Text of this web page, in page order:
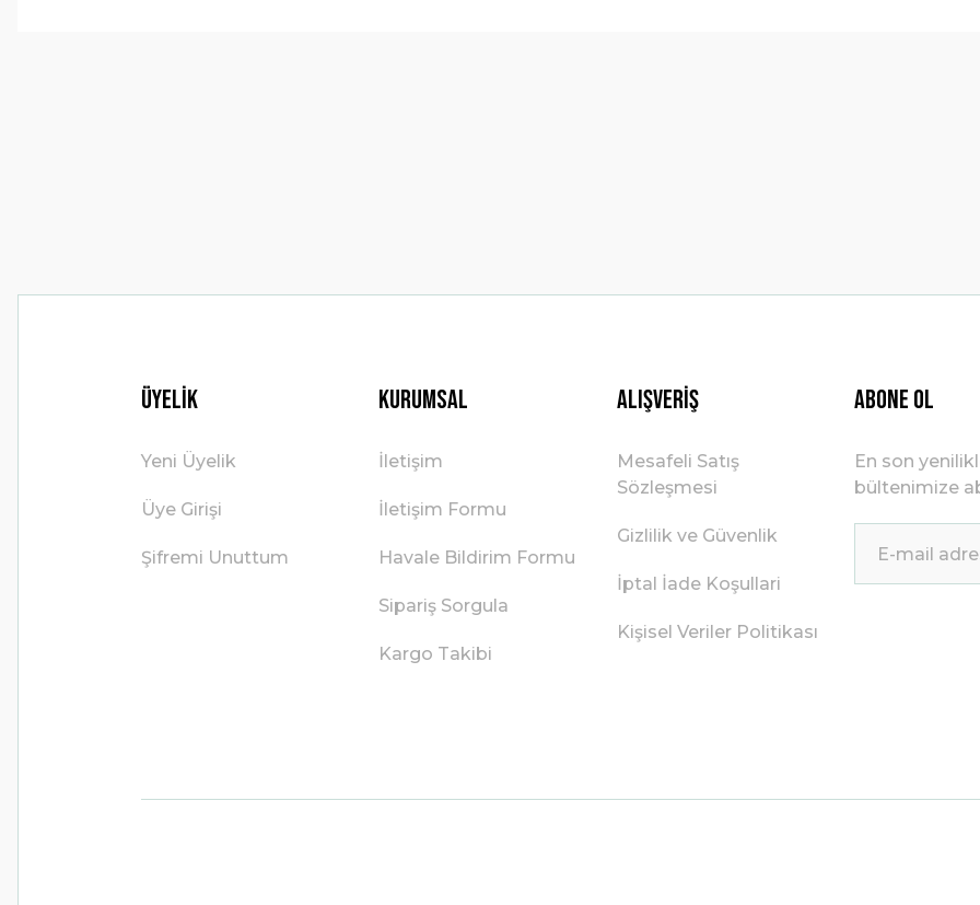
Üyelik
Yeni Üyelik
Üye Girişi
Şifremi Unuttum
Kurumsal
İletişim
İletişim Formu
Havale Bildirim Formu
Sipariş Sorgula
Kargo Takibi
Alışveriş
Mesafeli Satış
Sözleşmesi
Gizlilik ve Güvenlik
İptal İade Koşullari
Kişisel Veriler Politikası
ABONE OL
En son
bültenimize